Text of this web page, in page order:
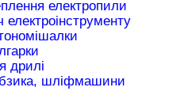
електропили
електроінструменту
дрилі
шліфмашини